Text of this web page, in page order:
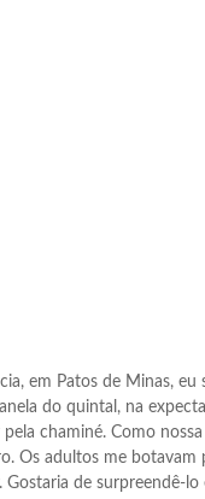
em Patos de Minas,
do quintal, na
chaminé. Como
Os adultos me
Gostaria de surpreendê-